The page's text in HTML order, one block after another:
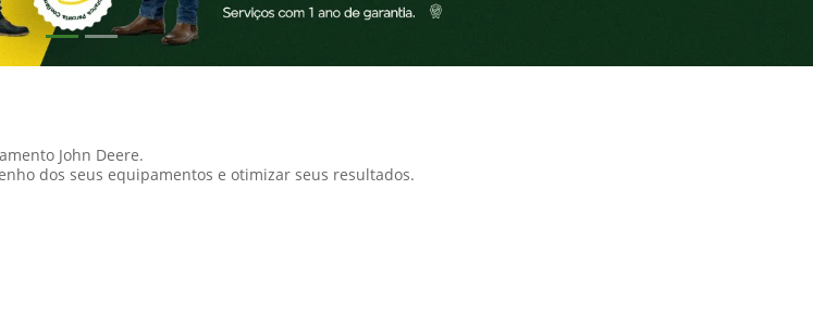
John Deere.
dos seus equipamentos e otimizar seus resultados.